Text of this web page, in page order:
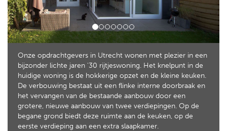
Onze opdrachtgevers in Utrecht wonen met plezier in een
bijzonder lichte jaren '30 rijtjeswoning. Het knelpunt in de
huidige woning is de hokkerige opzet en de kleine keuken.
De verbouwing bestaat uit een flinke interne doorbraak en
het vervangen van de bestaande aanbouw door een
grotere, nieuwe aanbouw van twee verdiepingen. Op de
begane grond biedt deze ruimte aan de keuken, op de
eerste verdieping aan een extra slaapkamer.